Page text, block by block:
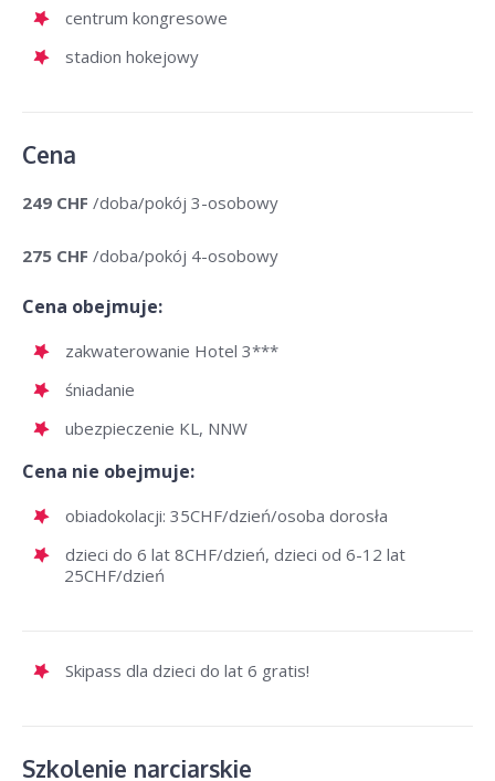
centrum kongresowe
stadion hokejowy
Cena
249 CHF /doba/pokój 3-osobowy
275 CHF /doba/pokój 4-osobowy
Cena obejmuje:
zakwaterowanie Hotel 3***
śniadanie
ubezpieczenie KL, NNW
Cena nie obejmuje:
obiadokolacji: 35CHF/dzień/osoba dorosła
dzieci do 6 lat 8CHF/dzień, dzieci od 6-12 lat
25CHF/dzień
Skipass dla dzieci do lat 6 gratis!
Szkolenie narciarskie